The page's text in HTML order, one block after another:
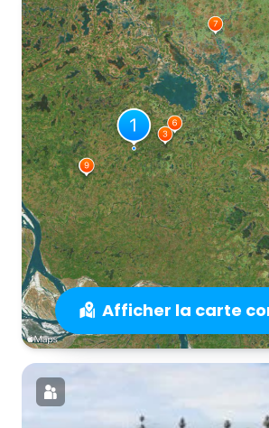
Afficher la carte